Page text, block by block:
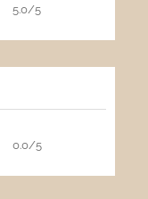
5.0/5
nage coco
0.0/5